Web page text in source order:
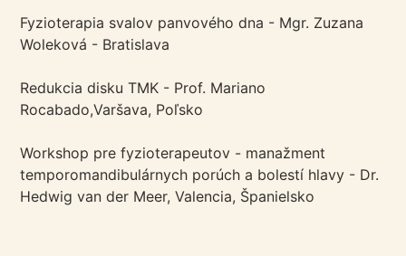
Fyzioterapia svalov panvového dna - Mgr. Zuzana
Woleková - Bratislava
Redukcia disku TMK - Prof. Mariano
Rocabado,Varšava, Poľsko
Workshop pre fyzioterapeutov - manažment
temporomandibulárnych porúch a bolestí hlavy - Dr.
Hedwig van der Meer, Valencia, Španielsko